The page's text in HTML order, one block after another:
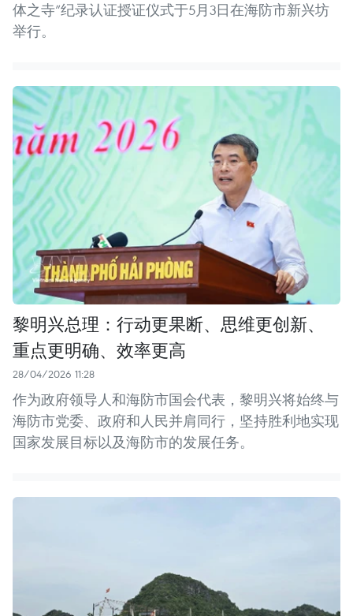
体之寺”纪录认证授证仪式于5月3日在海防市新兴坊
举行。
黎明兴总理：行动更果断、思维更创新、
重点更明确、效率更高
28/04/2026 11:28
作为政府领导人和海防市国会代表，黎明兴将始终与
海防市党委、政府和人民并肩同行，坚持胜利地实现
国家发展目标以及海防市的发展任务。